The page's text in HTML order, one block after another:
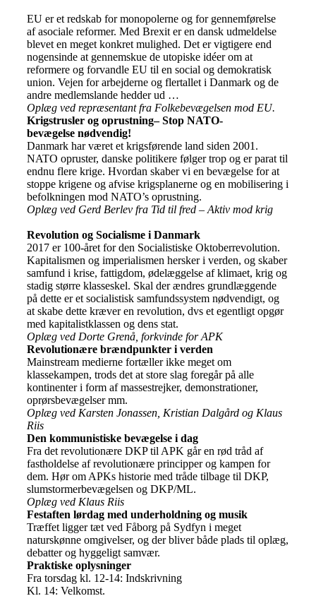
EU er et redskab for monopolerne og for gennemførelse
af asociale reformer. Med Brexit er en dansk udmeldelse
blevet en meget konkret mulighed. Det er vigtigere end
nogensinde at gennemskue de utopiske idéer om at
reformere og forvandle EU til en social og demokratisk
union. Vejen for arbejderne og flertallet i Danmark og de
andre medlemslande hedder ud …
Oplæg ved repræsentant fra Folkebevægelsen mod EU.
Krigstrusler og oprustning– Stop NATO-
bevægelse nødvendig!
Danmark har været et krigsførende land siden 2001.
NATO opruster, danske politikere følger trop og er parat til
endnu flere krige. Hvordan skaber vi en bevægelse for at
stoppe krigene og afvise krigsplanerne og en mobilisering i
befolkningen mod NATO’s oprustning.
Oplæg ved Gerd Berlev fra Tid til fred – Aktiv mod krig
Revolution og Socialisme i Danmark
2017 er 100-året for den Socialistiske Oktoberrevolution.
Kapitalismen og imperialismen hersker i verden, og skaber
samfund i krise, fattigdom, ødelæggelse af klimaet, krig og
stadig større klasseskel. Skal der ændres grundlæggende
på dette er et socialistisk samfundssystem nødvendigt, og
at skabe dette kræver en revolution, dvs et egentligt opgør
med kapitalistklassen og dens stat.
Oplæg ved Dorte Grenå, forkvinde for APK
Revolutionære brændpunkter i verden
Mainstream medierne fortæller ikke meget om
klassekampen, trods det at store slag foregår på alle
kontinenter i form af massestrejker, demonstrationer,
oprørsbevægelser mm.
Oplæg ved Karsten Jonassen, Kristian Dalgård og Klaus
Riis
Den kommunistiske bevægelse i dag
Fra det revolutionære DKP til APK går en rød tråd af
fastholdelse af revolutionære principper og kampen for
dem. Hør om APKs historie med tråde tilbage til DKP,
slumstormerbevægelsen og DKP/ML.
Oplæg ved Klaus Riis
Festaften lørdag med underholdning og musik
Træffet ligger tæt ved Fåborg på Sydfyn i meget
naturskønne omgivelser, og der bliver både plads til oplæg,
debatter og hyggeligt samvær.
Praktiske oplysninger
Fra torsdag kl. 12-14: Indskrivning
Kl. 14: Velkomst.